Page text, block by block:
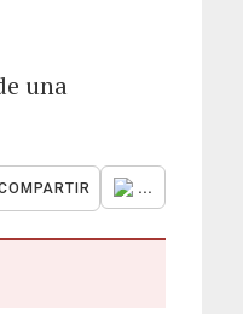
una
...